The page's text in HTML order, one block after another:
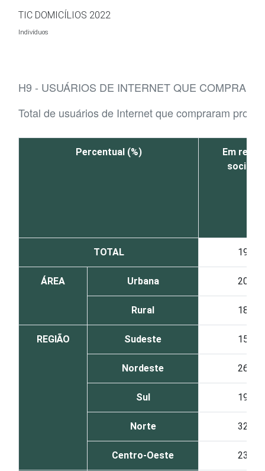
Ir para o conteúdo
TIC DOMICÍLIOS 2022
Indivíduos
H9 - USUÁRIOS DE INTERNET QUE
Total de usuários de Internet que compraram
Percentual (%)
Em redes
sociais
TOTAL 19
ÁREA Urbana 20
Rural 18
REGIÃO Sudeste 15
Nordeste 26
Sul 19
Norte 32
Centro-Oeste 23